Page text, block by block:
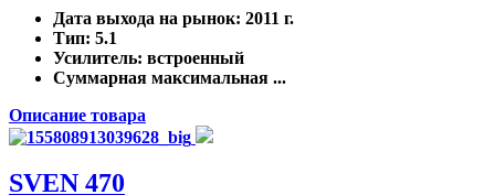
Дата выхода на рынок: 2011 г.
Тип: 5.1
Усилитель: встроенный
Суммарная максимальная ...
Описание товара
SVEN 470